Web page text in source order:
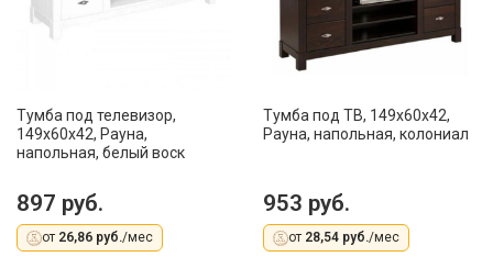
Тумба под телевизор,
149x60x42, Рауна,
напольная, белый воск
897 руб.
от 26,86 руб./мес
Тумба под ТВ, 149x60x42,
Рауна, напольная, колониал
953 руб.
от 28,54 руб./мес